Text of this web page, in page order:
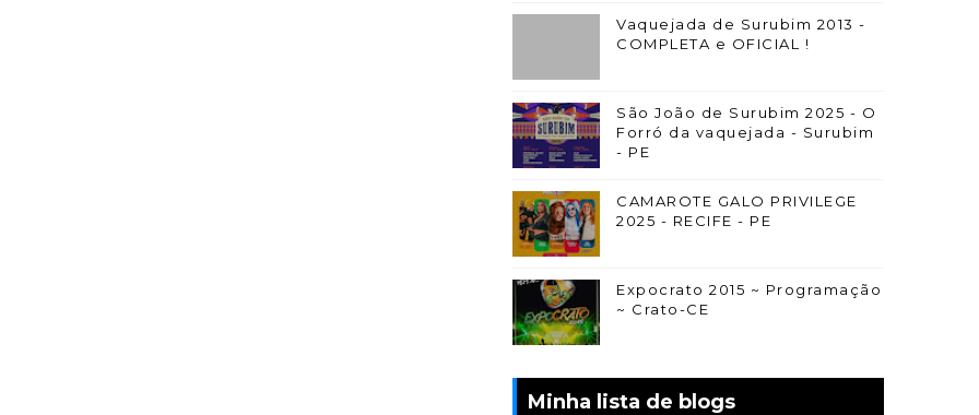
Vaquejada de Surubim 2013 -
COMPLETA e OFICIAL !
São João de Surubim 2025 - O
Forró da vaquejada - Surubim
- PE
CAMAROTE GALO PRIVILEGE
2025 - RECIFE - PE
Expocrato 2015 ~ Programação
~ Crato-CE
Minha lista de blogs